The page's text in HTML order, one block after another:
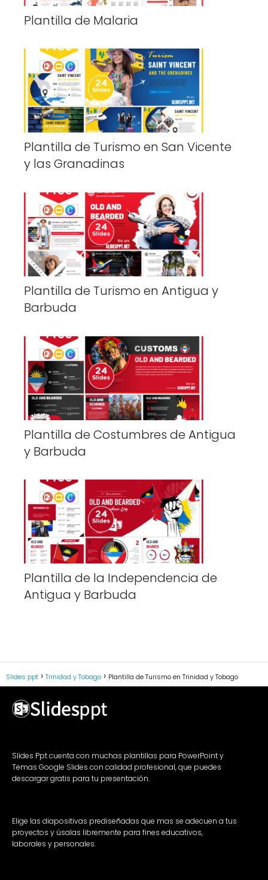
Plantilla de Malaria
Plantilla de Turismo en San Vicente
y las Granadinas
Plantilla de Turismo en Antigua y
Barbuda
Plantilla de Costumbres de Antigua
y Barbuda
Plantilla de la Independencia de
Antigua y Barbuda
Slides ppt Trinidad y Tobago Plantilla de Turismo en Trinidad y Tobago
Slides Ppt cuenta con muchas plantillas para PowerPoint y
Temas Google Slides con calidad profesional, que puedes
descargar gratis para tu presentación.
Elige las diapositivas prediseñadas que mas se adecuen a tus
proyectos y úsalas libremente para fines educativos,
laborales y personales.